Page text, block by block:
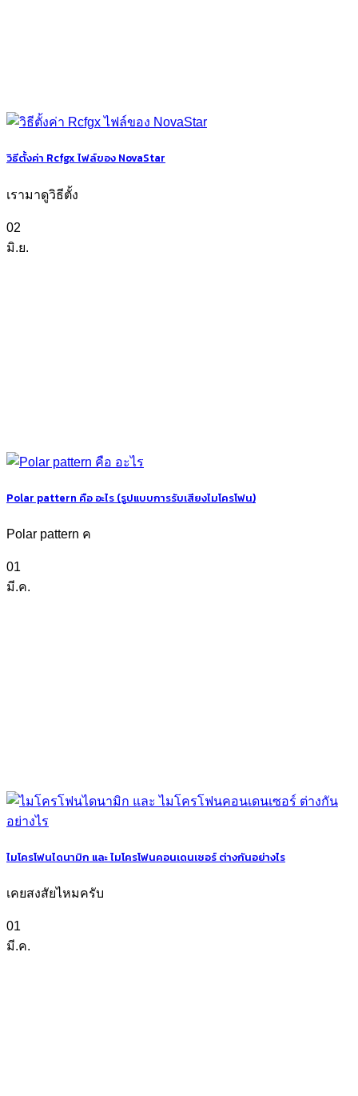
วิธีตั้งค่า Rcfgx ไฟล์ของ NovaStar
เรามาดูวิธีตั้ง
02
มิ.ย.
Polar pattern คือ อะไร (รูปแบบการรับเสียงไมโครโฟน)
Polar pattern ค
01
มี.ค.
ไมโครโฟนไดนามิก และ ไมโครโฟนคอนเดนเซอร์ ต่างกันอย่างไร
เคยสงสัยไหมครับ
01
มี.ค.